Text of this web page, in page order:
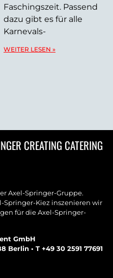
Faschingszeit. Passend
dazu gibt es für alle
Karnevals-
WEITER LESEN »
CREATING CATERING
Axel-Springer-Gruppe.
Springer-Kiez inszenieren wir
für die Axel-Springer-
GmbH
Berlin • T +49 30 2591 77691